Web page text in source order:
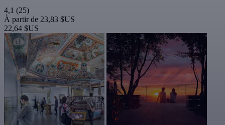
4,1 (25)
À partir de 23,83 $US
22,64 $US